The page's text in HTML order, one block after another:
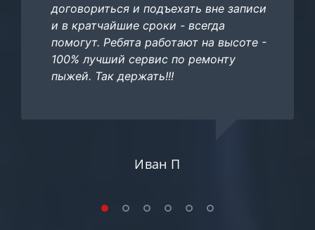
договориться и подъехать вне записи
и в кратчайшие сроки - всегда
помогут. Ребята работают на высоте -
100% лучший сервис по ремонту
пыжей. Так держать!!!
Иван П